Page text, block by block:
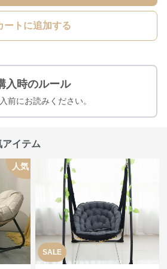
ートに追加する
入時のルール
前にお読みください。
イテム
人気
SALE